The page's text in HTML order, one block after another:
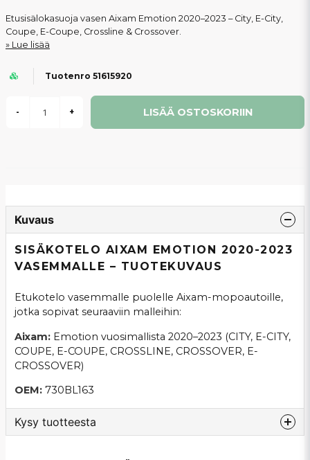
Etusisälokasuoja vasen Aixam Emotion 2020–2023 – City, E-City,
Coupe, E-Coupe, Crossline & Crossover.
Lue lisää
Tuotenro 51615920
- + LISÄÄ OSTOSKORIIN
Kuvaus
SISÄKOTELO AIXAM EMOTION 2020-2023
VASEMMALLE – TUOTEKUVAUS
Etukotelo vasemmalle puolelle Aixam-mopoautoille,
jotka sopivat seuraaviin malleihin:
Aixam: Emotion vuosimallista 2020–2023 (CITY, E-CITY,
COUPE, E-COUPE, CROSSLINE, CROSSOVER, E-
CROSSOVER)
OEM: 730BL163
Kysy tuotteesta